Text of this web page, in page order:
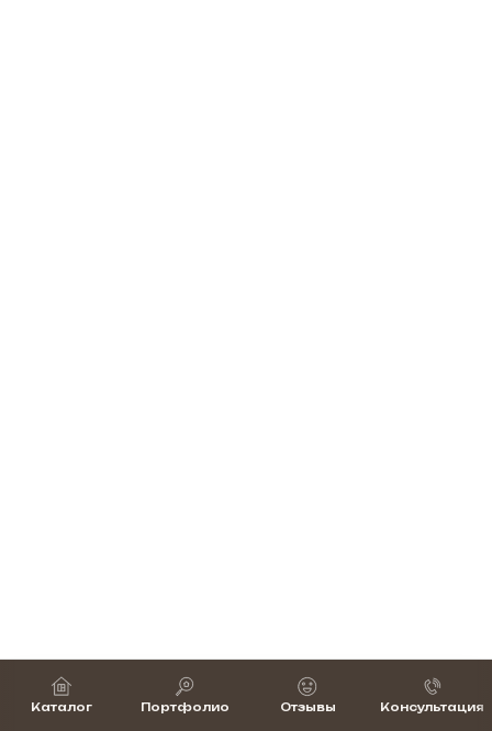
Каталог Портфолио Отзывы Консультация